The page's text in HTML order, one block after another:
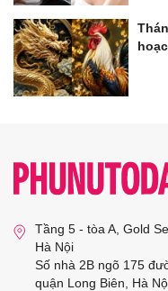
Tầng 5 - tòa A, Gold
Hà Nội
Số nhà 2B ngõ 175
quận Long Biên, Hà